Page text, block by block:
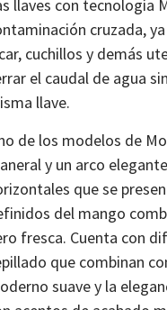
llaves con tecnología
cruzada,
cuchillos y demás
el caudal de agua
llave.
de los modelos de
y un arco
que se
del mango
fresca. Cuenta con
que combinan
suave y la